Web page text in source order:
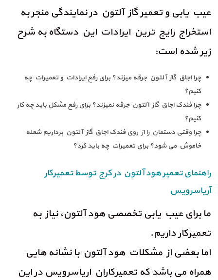
عیب یابی و تعمیر گاز آلتون در نمایندگی منجر به
استخراج رایج ترین ایرادات این دستگاه به شرح
زیر شده است:
چرا اجاق گاز آلتون جرقه میزند؟ برای رفع ایرادات و تعمیرات چه
کنیم؟
چرا فندک اجاق گاز آلتون جرقه نمیزند؟ برای رفع مشکل باید چه کار
کنیم؟
چرا وقتی دستمان را از روی فندک اجاق گاز آلتون برداریم شعله
خاموش می شود؟ برای تعمیرات چه باید کرد؟
راهنمای تعمیر هود آلتون در کرج توسط تعمیرکار
آریاسرویس
ما برای عیب یابی تخصصی هود آلتون، نیاز به
تعمیرکار داریم.
اما بعضی از مشکلات هود آلتون با نشانه هایی
همراه می باشد که تعمیرکاران اریاسرویس در این